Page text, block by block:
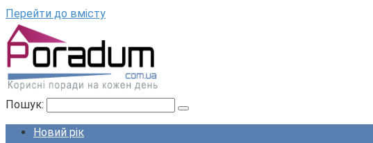
Перейти до вмісту
Пошук:
Новий рік